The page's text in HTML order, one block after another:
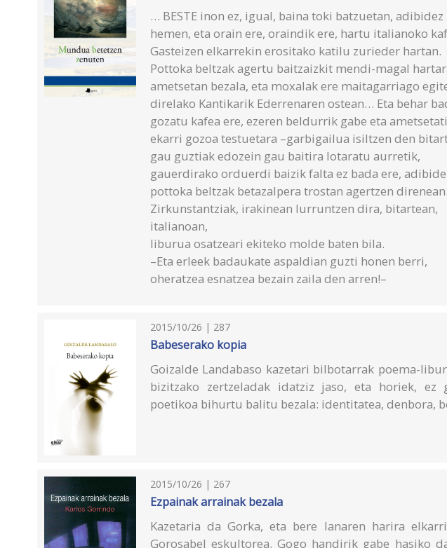
… BESTE inon ez, igual, baina toki batzuetan, adibidez
hemen, eta orain ere, oraindik ere, hartu italianoko
Gasteizen elkarrekin erositako katilu zurieder hartan.
Pottoka beltzak agertu baitzaizkit mendi-magal
ametsetan bezala, eta moxalak ere maitagarriago
direlako Kantikarik Ederrenaren ostean… Eta behar
gozatu kafea ere, ezeren beldurrik gabe eta
ekarri gozoa testuetara –garbigailua isiltzen den
gau guztiak edozein gau baitira lotaratu aurretik,
gauerdirako orduerdi baizik falta ez bada ere,
pottoka beltzak betazalpera trostan agertzen direnean.
Zirkunstantziak, irakinean lurruntzen dira, bitartean,
italianoan,
liburua osatzeari ekiteko molde baten bila.
–Eta erleek badaukate aspaldian guzti honen berri,
oheratzea esnatzea bezain zaila den arren!–
2015/10/26 | 287
Babeserako kopia
Goizalde Landabaso kazetari bilbotarrak poema-
bizitzako zertzeladak idatziz jaso, eta horiek, ez
poetikoa bihurtu balitu bezala: identitatea, denbora,
2015/10/26 | 267
Ezpainak arrainak bezala
Kazetaria da Gorka, eta bere lanaren harira
Gorosabel eskultorea. Gogo handirik gabe hasiko